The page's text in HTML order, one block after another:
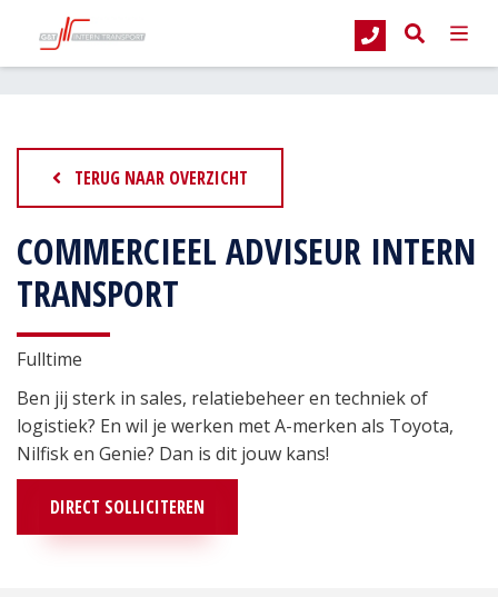
G&T Intern Transport Commercieel Adviseur Intern Transport
TERUG NAAR OVERZICHT
COMMERCIEEL ADVISEUR INTERN
TRANSPORT
Fulltime
Ben jij sterk in sales, relatiebeheer en techniek of
logistiek? En wil je werken met A-merken als Toyota,
Nilfisk en Genie? Dan is dit jouw kans!
DIRECT SOLLICITEREN